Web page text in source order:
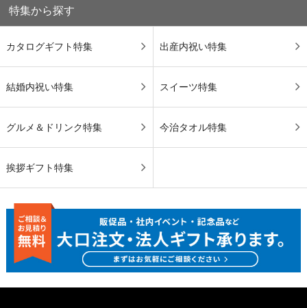
特集から探す
カタログギフト特集 出産内祝い特集
結婚内祝い特集 スイーツ特集
グルメ＆ドリンク特集 今治タオル特集
挨拶ギフト特集